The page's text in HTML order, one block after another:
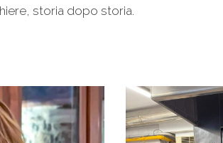
storia dopo storia.